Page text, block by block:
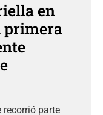
en
primera
recorrió parte